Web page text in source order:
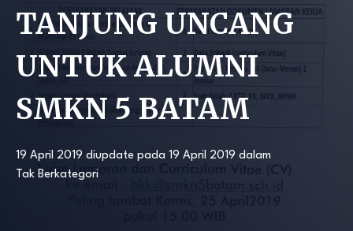
TANJUNG UNCANG
UNTUK ALUMNI
SMKN 5 BATAM
19 April 2019 diupdate pada 19 April 2019 dalam
Tak Berkategori